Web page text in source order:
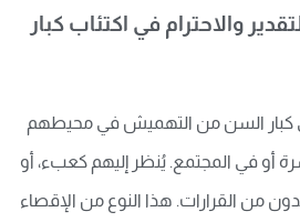
والاحترام في اكتئاب كبار
كبار السن من التهميش في محيطهم
أو في المجتمع. يُنظر إليهم كعبء، أو
من القرارات. هذا النوع من الإقصاء